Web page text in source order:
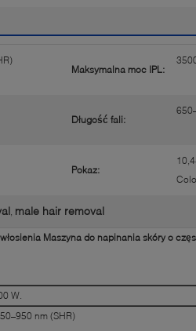
Maksymalna moc IPL:
Długość fali:
Pokaz:
, male hair removal
Maszyna do napinania skóry o
W.
nm (SHR)